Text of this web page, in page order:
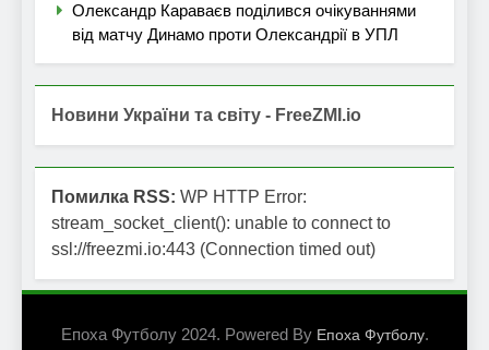
Олександр Караваєв поділився очікуваннями
від матчу Динамо проти Олександрії в УПЛ
Новини України та світу - FreeZMI.io
Помилка RSS: WP HTTP Error:
stream_socket_client(): unable to connect to
ssl://freezmi.io:443 (Connection timed out)
Епоха Футболу 2024. Powered By Епоха Футболу.